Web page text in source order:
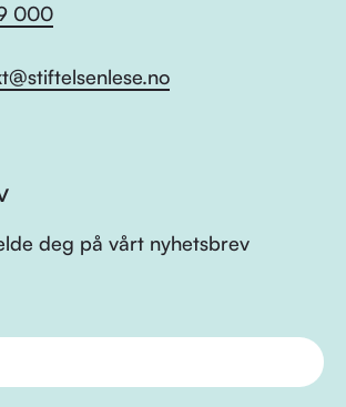
000
deg på vårt nyhetsbrev